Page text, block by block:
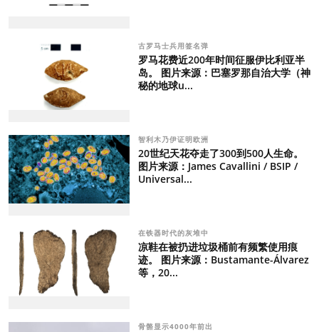
古罗马士兵用签名弹
罗马花费近200年时间征服伊比利亚半
岛。 图片来源：巴塞罗那自治大学（神
秘的地球u...
智利木乃伊证明欧洲
20世纪天花夺走了300到500人生命。
图片来源：James Cavallini / BSIP /
Universal...
在铁器时代的灰堆中
凉鞋在被扔进垃圾桶前有频繁使用痕
迹。 图片来源：Bustamante-Álvarez
等，20...
骨骼显示4000年前出